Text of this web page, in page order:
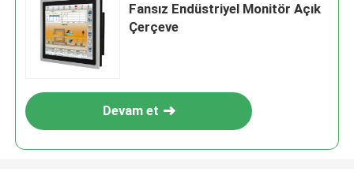
Fansız Endüstriyel Monitör Açık
Çerçeve
Devam et